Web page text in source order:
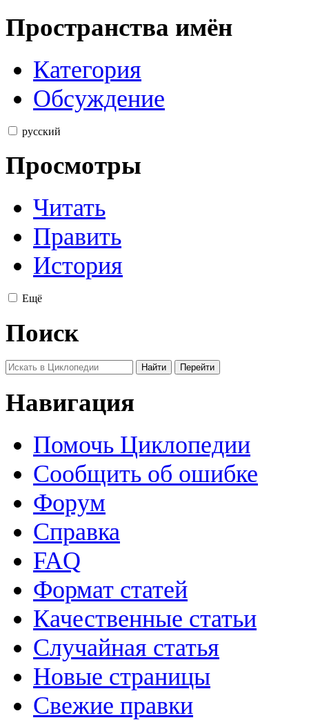
Пространства имён
Категория
Обсуждение
русский
Просмотры
Читать
Править
История
Ещё
Поиск
Навигация
Помочь Циклопедии
Сообщить об ошибке
Форум
Справка
FAQ
Формат статей
Качественные статьи
Случайная статья
Новые страницы
Свежие правки